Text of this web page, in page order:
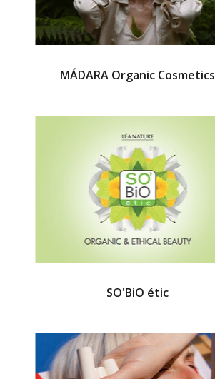
MÁDARA Organic Cosmetics
SO'BiO étic